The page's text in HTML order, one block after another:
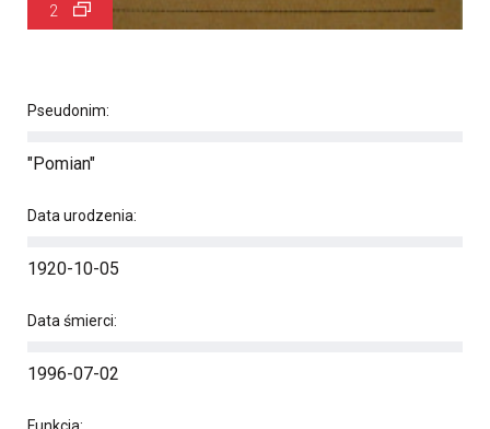
2
Pseudonim:
"Pomian"
Data urodzenia:
1920-10-05
Data śmierci:
1996-07-02